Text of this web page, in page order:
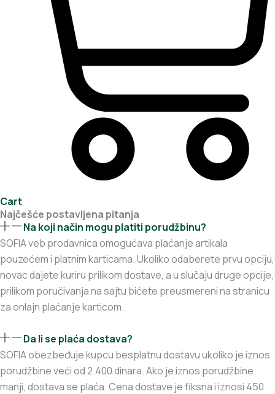
Cart
Najčešće postavljena pitanja
Na koji način mogu platiti porudžbinu?
SOFIA veb prodavnica omogućava plaćanje artikala
pouzećem i platnim karticama. Ukoliko odaberete prvu opciju,
novac dajete kuriru prilikom dostave, a u slučaju druge opcije,
prilikom poručivanja na sajtu bićete preusmereni na stranicu
za onlajn plaćanje karticom.
Da li se plaća dostava?
SOFIA obezbeđuje kupcu besplatnu dostavu ukoliko je iznos
porudžbine veći od 2.400 dinara. Ako je iznos porudžbine
manji, dostava se plaća. Cena dostave je fiksna i iznosi 450